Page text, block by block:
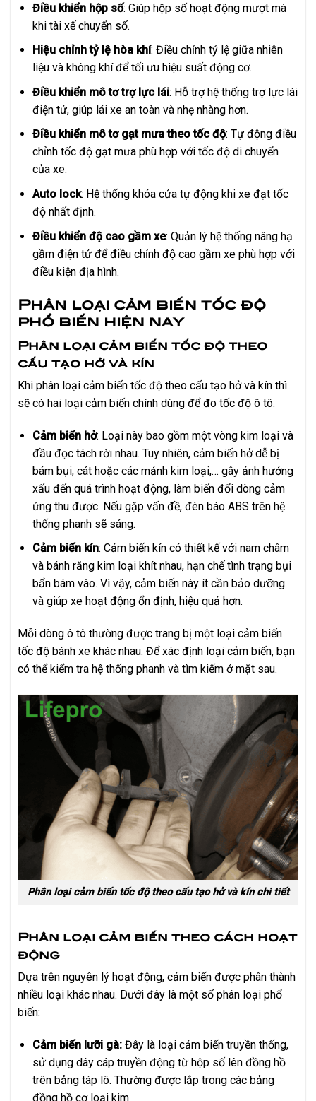
Điều khiển hộp số: Giúp hộp số hoạt động mượt mà
khi tài xế chuyển số.
Hiệu chỉnh tỷ lệ hòa khí: Điều chỉnh tỷ lệ giữa nhiên
liệu và không khí để tối ưu hiệu suất động cơ.
Điều khiển mô tơ trợ lực lái: Hỗ trợ hệ thống trợ lực lái
điện tử, giúp lái xe an toàn và nhẹ nhàng hơn.
Điều khiển mô tơ gạt mưa theo tốc độ: Tự động điều
chỉnh tốc độ gạt mưa phù hợp với tốc độ di chuyển
của xe.
Auto lock: Hệ thống khóa cửa tự động khi xe đạt tốc
độ nhất định.
Điều khiển độ cao gầm xe: Quản lý hệ thống nâng hạ
gầm điện tử để điều chỉnh độ cao gầm xe phù hợp với
điều kiện địa hình.
Phân loại cảm biến tốc độ
phổ biến hiện nay
Phân loại cảm biến tốc độ theo
cấu tạo hở và kín
Khi phân loại cảm biến tốc độ theo cấu tạo hở và kín thì
sẽ có hai loại cảm biến chính dùng để đo tốc độ ô tô:
Cảm biến hở: Loại này bao gồm một vòng kim loại và
đầu đọc tách rời nhau. Tuy nhiên, cảm biến hở dễ bị
bám bụi, cát hoặc các mảnh kim loại,… gây ảnh hưởng
xấu đến quá trình hoạt động, làm biến đổi dòng cảm
ứng thu được. Nếu gặp vấn đề, đèn báo ABS trên hệ
thống phanh sẽ sáng.
Cảm biến kín: Cảm biến kín có thiết kế với nam châm
và bánh răng kim loại khít nhau, hạn chế tình trạng bụi
bẩn bám vào. Vì vậy, cảm biến này ít cần bảo dưỡng
và giúp xe hoạt động ổn định, hiệu quả hơn.
Mỗi dòng ô tô thường được trang bị một loại cảm biến
tốc độ bánh xe khác nhau. Để xác định loại cảm biến, bạn
có thể kiểm tra hệ thống phanh và tìm kiếm ở mặt sau.
Phân loại cảm biến tốc độ theo cấu tạo hở và kín chi tiết
Phân loại cảm biến theo cách hoạt
động
Dựa trên nguyên lý hoạt động, cảm biến được phân thành
nhiều loại khác nhau. Dưới đây là một số phân loại phổ
biến:
Cảm biến lưỡi gà:Đây là loại cảm biến truyền thống,
sử dụng dây cáp truyền động từ hộp số lên đồng hồ
trên bảng táp lô. Thường được lắp trong các bảng
đồng hồ cơ loại kim.